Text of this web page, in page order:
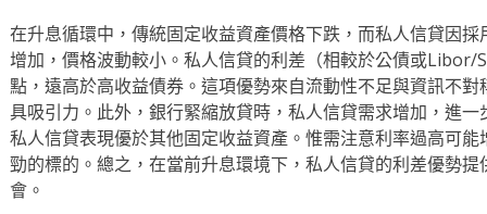
在升息循環中，傳統固定收益資產價格下跌，而私人信貸因
增加，價格波動較小。私人信貸的利差（相較於公債或Libor/
點，遠高於高收益債券。這項優勢來自流動性不足與資訊不
具吸引力。此外，銀行緊縮放貸時，私人信貸需求增加，進
私人信貸表現優於其他固定收益資產。惟需注意利率過高可
勁的標的。總之，在當前升息環境下，私人信貸的利差優勢
會。